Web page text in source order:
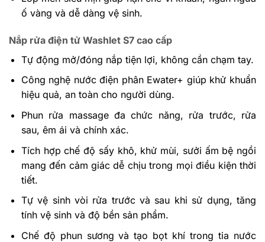
ố vàng và dễ dàng vệ sinh.
Nắp rửa điện tử Washlet S7 cao cấp
Tự động mở/đóng nắp tiện lợi, không cần chạm tay.
Công nghệ nước điện phân Ewater+ giúp khử khuẩn
hiệu quả, an toàn cho người dùng.
Phun rửa massage đa chức năng, rửa trước, rửa
sau, êm ái và chính xác.
Tích hợp chế độ sấy khô, khử mùi, sưởi ấm bệ ngồi
mang đến cảm giác dễ chịu trong mọi điều kiện thời
tiết.
Tự vệ sinh vòi rửa trước và sau khi sử dụng, tăng
tính vệ sinh và độ bền sản phẩm.
Chế độ phun sương và tạo bọt khí trong tia nước